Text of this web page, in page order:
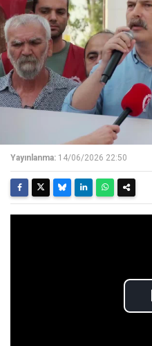
Yayınlanma: 14/06/2026 22:50